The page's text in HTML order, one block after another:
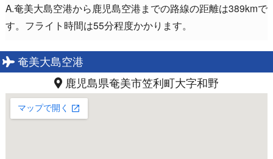
A.奄美大島空港から鹿児島空港までの路線の距離は389kmで
す。フライト時間は55分程度かかります。
奄美大島空港
鹿児島県奄美市笠利町大字和野